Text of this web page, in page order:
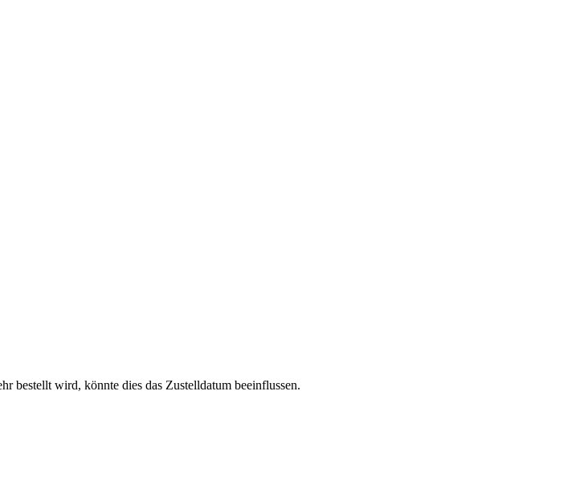
bestellt wird, könnte dies das Zustelldatum beeinflussen.